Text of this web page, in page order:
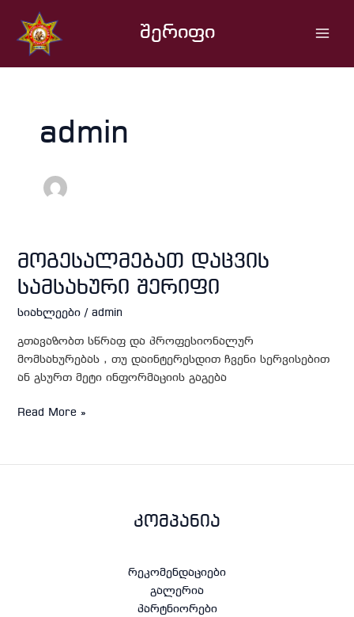
content
შერიფი
admin
მოგესალმებათ დაცვის
სამსახური შერიფი
სიახლეები/ admin
გთავაზობთ სწრაფ და პროფესიონალურ
მომსახურებას , თუ დაინტერესდით ჩვენი სერვისებით
ან გსურთ მეტი ინფორმაციის გაგება
მოგესალმებათ
სამსახური
შერიფი
Read More »
კომპანია
რეკომენდაციები
გალერია
პარტნიორები